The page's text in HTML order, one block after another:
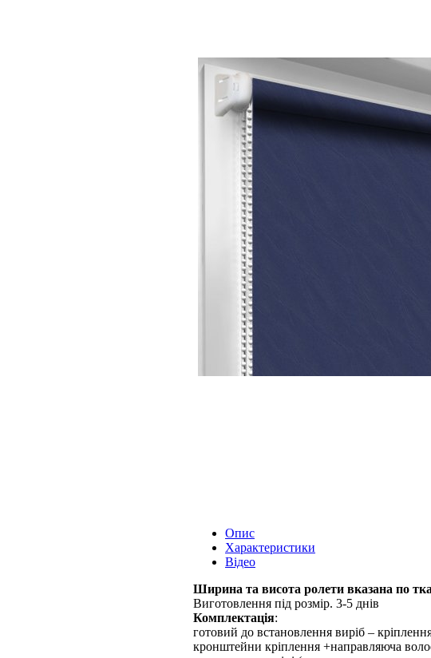
Опис
Характеристики
Відео
Ширина та висота ролети вказана по
Виготовлення під розмір. 3-5 днiв
Комплектація:
готовий до встановлення виріб –
кронштейни кріплення +направляюча